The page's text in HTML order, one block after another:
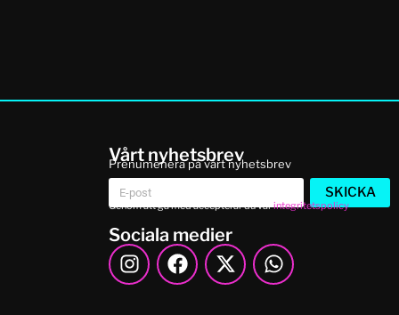
Vårt nyhetsbrev
Prenumenera på vårt nyhetsbrev
SKICKA
Genom att gå med accepterar du vårintegritetspolicy
Sociala medier